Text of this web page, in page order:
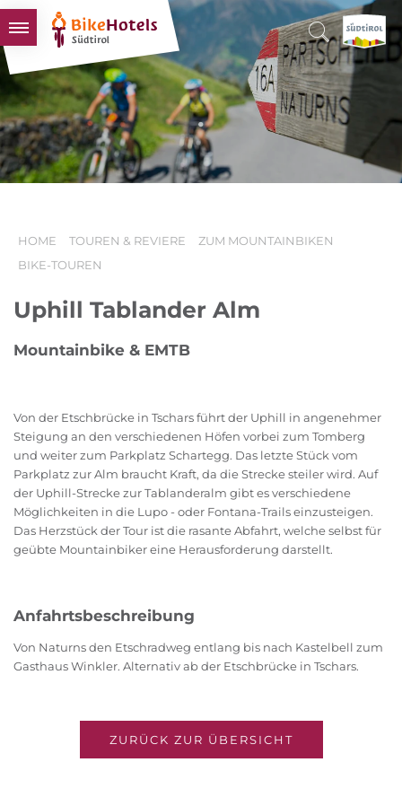
BIKEHOTELS
HOTELS & PAKETE
TOUREN & REVIERE
SÜDTIROL & WIR
HOME TOUREN & REVIERE
ZUM MOUNTAINBIKEN
BIKE-TOUREN
Uphill Tablander Alm
Mountainbike & EMTB
Von der Etschbrücke in Tschars führt der Uphill in angenehmer
Steigung an den verschiedenen Höfen vorbei zum Tomberg
und weiter zum Parkplatz Schartegg. Das letzte Stück vom
Parkplatz zur Alm braucht Kraft, da die Strecke steiler wird. Auf
der Uphill-Strecke zur Tablanderalm gibt es verschiedene
Möglichkeiten in die Lupo - oder Fontana-Trails einzusteigen.
Das Herzstück der Tour ist die rasante Abfahrt, welche selbst für
geübte Mountainbiker eine Herausforderung darstellt.
Anfahrtsbeschreibung
Von Naturns den Etschradweg entlang bis nach Kastelbell zum
Gasthaus Winkler. Alternativ ab der Etschbrücke in Tschars.
ZURÜCK ZUR ÜBERSICHT